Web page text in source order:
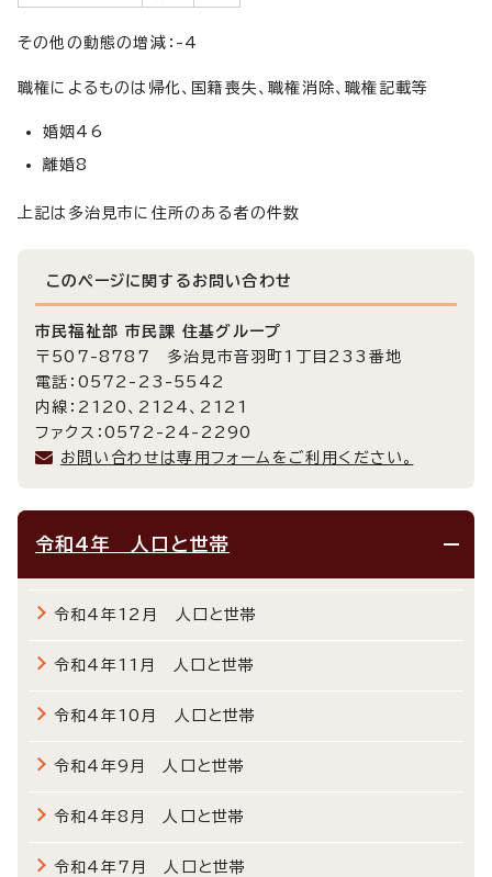
その他の動態の増減：-4
職権によるものは帰化、国籍喪失、職権消除、職権記載等
婚姻46
離婚8
上記は多治見市に住所のある者の件数
このページに関する お問い合わせ
市民福祉部 市民課 住基グループ
〒507-8787 多治見市音羽町1丁目233番地
電話：0572-23-5542
内線：2120、2124、2121
ファクス：0572-24-2290
お問い合わせは専用フォームをご利用ください。
令和4年 人口と世帯
令和4年12月 人口と世帯
令和4年11月 人口と世帯
令和4年10月 人口と世帯
令和4年9月 人口と世帯
令和4年8月 人口と世帯
令和4年7月 人口と世帯